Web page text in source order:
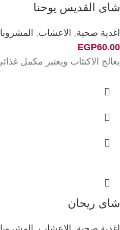
شاى القديس يوحنا
اغذية صحية, الاعشاب,
EGP60.00
يعالج الاكتئاب ويعتبر مكمل
شاى ريحان